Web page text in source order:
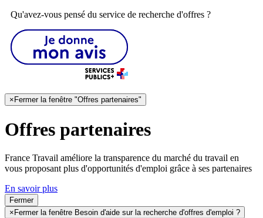
Qu'avez-vous pensé du service de recherche d'offres ?
× Fermer la fenêtre "Offres partenaires"
Offres partenaires
France Travail améliore la transparence du marché du travail en
vous proposant plus d'opportunités d'emploi grâce à ses partenaires
En savoir plus
Fermer
× Fermer la fenêtre Besoin d'aide sur la recherche d'offres d'emploi ?